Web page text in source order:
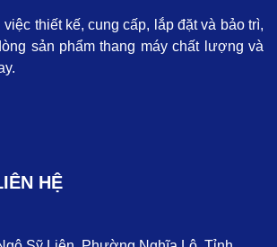
việc thiết kế, cung cấp, lắp đặt và bảo trì,
sản phẩm thang máy chất lượng và
HỆ